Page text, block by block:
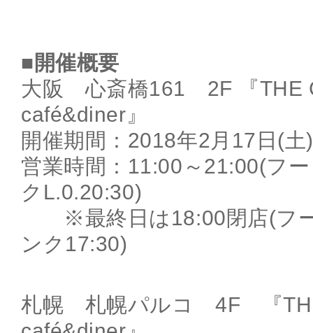
■開催概要
大阪 心斎橋161 2F 『THE
café&diner』
開催期間：2018年2月17日(
営業時間：11:00～21:00(フ
クL.0.20:30)
※最終日は18:00閉店(フ
ンク17:30)
札幌 札幌パルコ 4F 『